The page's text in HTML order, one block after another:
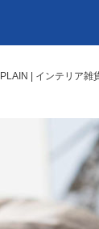
| インテリア雑